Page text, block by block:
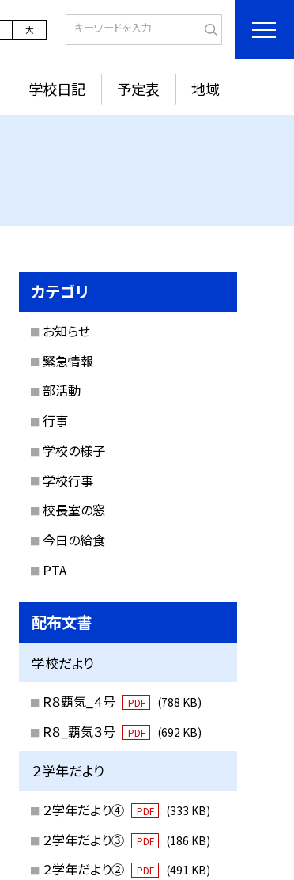
大
学校日記 予定表 地域
カテゴリ
お知らせ
緊急情報
部活動
行事
学校の様子
学校行事
校長室の窓
今日の給食
PTA
配布文書
学校だより
R８覇気_４号 PDF (788 KB)
R８_覇気３号 PDF (692 KB)
２学年だより
２学年だより④ PDF (333 KB)
２学年だより③ PDF (186 KB)
２学年だより② PDF (491 KB)